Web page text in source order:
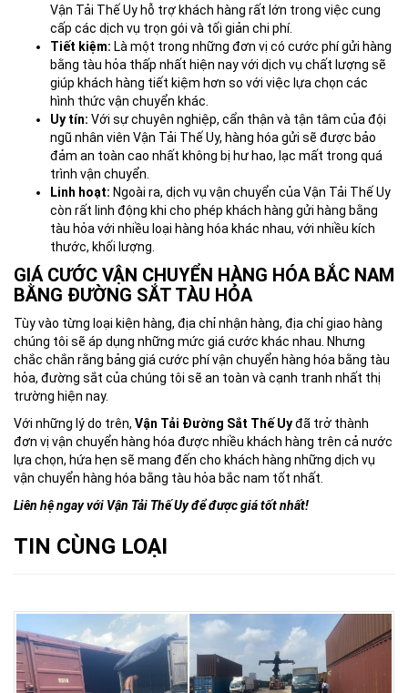
Vận Tải Thế Uy hỗ trợ khách hàng rất lớn trong việc cung
cấp các dịch vụ trọn gói và tối giản chi phí.
Tiết kiệm: Là một trong những đơn vị có cước phí gửi hàng
bằng tàu hỏa thấp nhất hiện nay với dịch vụ chất lượng sẽ
giúp khách hàng tiết kiệm hơn so với việc lựa chọn các
hình thức vận chuyển khác.
Uy tín: Với sự chuyên nghiệp, cẩn thận và tận tâm của đội
ngũ nhân viên Vận Tải Thế Uy, hàng hóa gửi sẽ được bảo
đảm an toàn cao nhất không bị hư hao, lạc mất trong quá
trình vận chuyển.
Linh hoạt: Ngoài ra, dịch vụ vận chuyển của Vận Tải Thế Uy
còn rất linh động khi cho phép khách hàng gửi hàng bằng
tàu hỏa với nhiều loại hàng hóa khác nhau, với nhiều kích
thước, khối lượng.
GIÁ CƯỚC VẬN CHUYỂN HÀNG HÓA BẮC NAM
BẰNG ĐƯỜNG SẮT TÀU HỎA
Tùy vào từng loại kiện hàng, địa chỉ nhận hàng, địa chỉ giao hàng
chúng tôi sẽ áp dụng những mức giá cước khác nhau. Nhưng
chắc chắn rằng bảng giá cước phí vận chuyển hàng hóa bằng tàu
hỏa, đường sắt của chúng tôi sẽ an toàn và cạnh tranh nhất thị
trường hiện nay.
Với những lý do trên, Vận Tải Đường Sắt Thế Uyđã trở thành
đơn vị vận chuyển hàng hóa được nhiều khách hàng trên cả nước
lựa chọn, hứa hẹn sẽ mang đến cho khách hàng những dịch vụ
vận chuyển hàng hóa bằng tàu hỏa bắc nam tốt nhất.
Liên hệ ngay với Vận Tải Thế Uy để được giá tốt nhất!
TIN CÙNG LOẠI